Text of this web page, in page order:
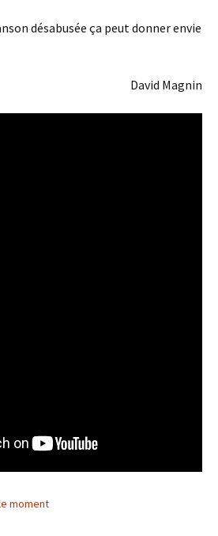
désabusée ça peut donner envie
David Magnin
moment